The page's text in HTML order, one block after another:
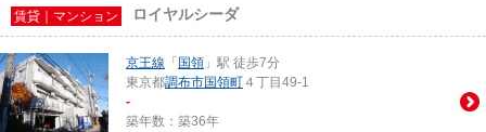
賃貸｜マンション ロイヤルシーダ
京王線 「 国領 」駅 徒歩7分
東京都調布市国領町 ４丁目49-1
-
築年数：築36年